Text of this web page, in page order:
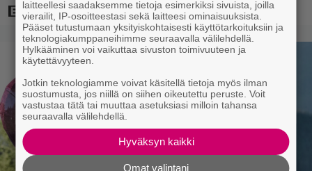
laitteellesi saadaksemme tietoja esimerkiksi sivuista, joilla
vierailit, IP-osoitteestasi sekä laitteesi ominaisuuksista.
Pääset tutustumaan yksityiskohtaisesti käyttötarkoituksiin ja
teknologiakumppaneihimme seuraavalla välilehdellä.
Hylkääminen voi vaikuttaa sivuston toimivuuteen ja
käytettävyyteen.
Jotkin teknologiamme voivat käsitellä tietoja myös ilman
suostumusta, jos niillä on siihen oikeutettu peruste. Voit
vastustaa tätä tai muuttaa asetuksiasi milloin tahansa
seuraavalla välilehdellä.
Hyväksyn kaikki
Omat valintani